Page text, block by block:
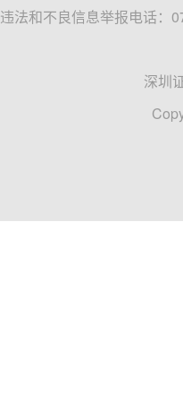
违法和不良信息举报电话：
深圳